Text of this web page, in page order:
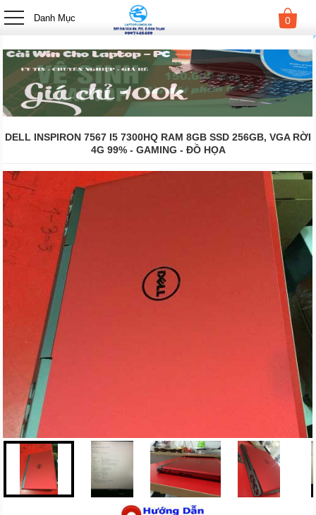
Danh Mục 0
DELL INSPIRON 7567 I5 7300HQ RAM 8GB SSD 256GB, VGA RỜI
4G 99% - GAMING - ĐỒ HỌA